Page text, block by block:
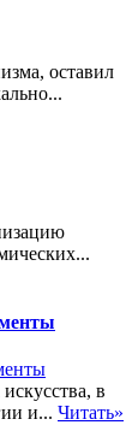
оставил
в
и... Читать»